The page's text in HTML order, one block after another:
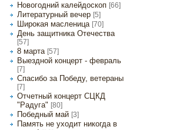
Новогодний калейдоскоп [66]
Литературный вечер [5]
Широкая масленица [70]
День защитника Отечества
[57]
8 марта [57]
Выездной концерт - февраль
[7]
Спасибо за Победу, ветераны
[7]
Отчетный концерт СЦКД
"Радуга" [80]
Победный май [3]
Память не уходит никогда в